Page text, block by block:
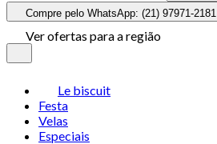
Compre pelo WhatsApp: (21) 97971-2181
Ver ofertas para a região
Le biscuit
Festa
Velas
Especiais